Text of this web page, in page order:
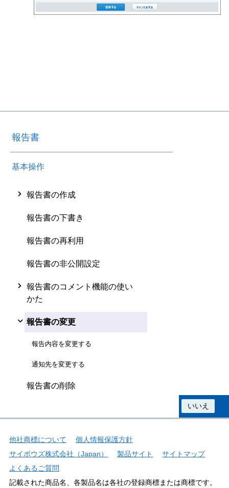
報告書
基本操作
報告書の作成
報告書の下書き
報告書の再利用
報告書の非公開設定
報告書のコメント機能の使い
かた
報告書の変更
報告内容を変更する
通知先を変更する
報告書の削除
いいえ
他社商標について
個人情報保護方針
サイボウズ株式会社（Japan）
製品サイト
サイトマップ
よくあるご質問
記載された商品名、各製品名は各社の登録商標または商標です。